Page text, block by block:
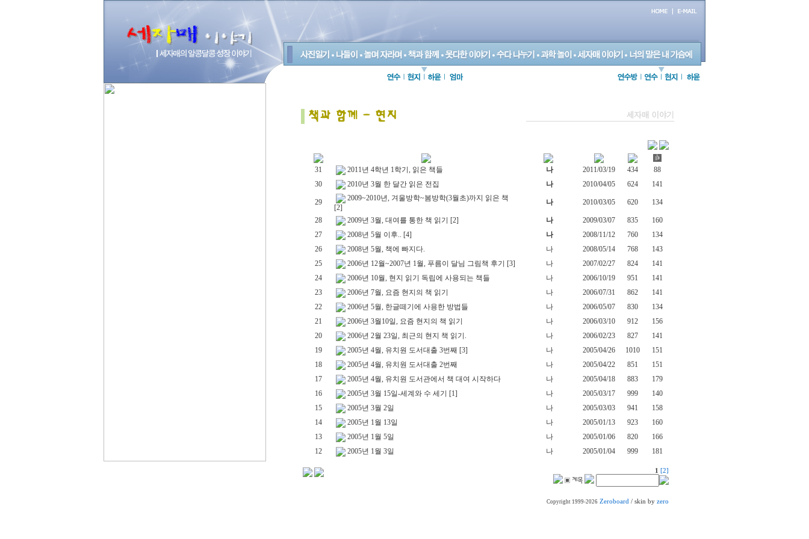
31 2011년 4학년 1학기, 읽은 책들 나 2011/03/19 434
88
30
2010년 3월 한 달간 읽은 전집 나 2010/04/05 624 141
29
2009~2010년, 겨울방학~봄방학(3월초)까지 읽은 책
[2]
나 2010/03/05 620 134
28 2009년 3월, 대여를 통한 책 읽기 [2] 나 2009/03/07 835
160
27
2008년 5월 이후.. [4] 나 2008/11/12 760
134
26
2008년 5월, 책에 빠지다. 나 2008/05/14 768
143
25
2006년 12월~2007년 1월, 푸름이 달님 그림책 후기 [3] 나 2007/02/27 824
141
24
2006년 10월, 현지 읽기 독립에 사용되는 책들 나 2006/10/19 951
141
23
2006년 7월, 요즘 현지의 책 읽기 나 2006/07/31 862
141
22
2006년 5월, 한글떼기에 사용한 방법들 나 2006/05/07 830
134
21
2006년 3월10일, 요즘 현지의 책 읽기 나 2006/03/10 912
156
20
2006년 2월 23일, 최근의 현지 책 읽기. 나 2006/02/23 827
141
19
2005년 4월, 유치원 도서대출 3번째 [3] 나 2005/04/26 1010
151
18
2005년 4월, 유치원 도서대출 2번째 나 2005/04/22 851
151
17
2005년 4월, 유치원 도서관에서 책 대여 시작하다 나 2005/04/18 883
179
16
2005년 3월 15일-세계와 수 세기 [1] 나 2005/03/17 999
140
15
2005년 3월 2일 나 2005/03/03 941
158
14
2005년 1월 13일 나 2005/01/13 923
160
13
2005년 1월 5일 나 2005/01/06 820
166
12
2005년 1월 3일 나 2005/01/04 999 181
1 [2]
Copyright 1999-2026 Zeroboard / skin by zero